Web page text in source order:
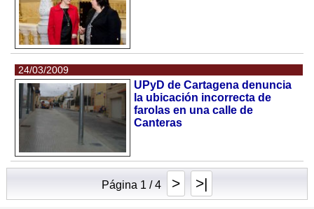
24/03/2009
UPyD de Cartagena denuncia
la ubicación incorrecta de
farolas en una calle de
Canteras
Página 1 / 4 > >|